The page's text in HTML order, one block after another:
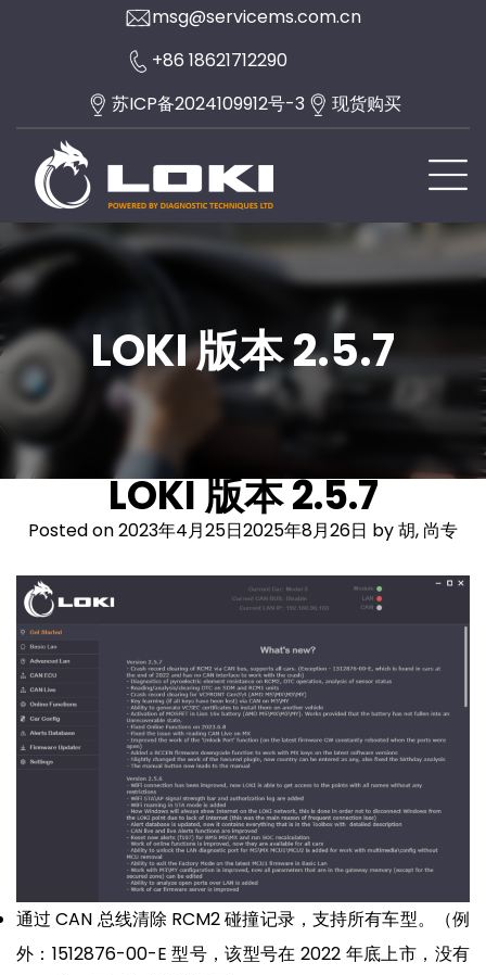
msg@servicems.com.cn
+86 18621712290
苏ICP备2024109912号-3
现货购买
LOKI 版本 2.5.7
LOKI 版本 2.5.7
Posted on2023年4月25日2025年8月26日 by胡, 尚专
通过 CAN 总线清除 RCM2 碰撞记录，支持所有车型。（例
外：1512876-00-E 型号，该型号在 2022 年底上市，没有